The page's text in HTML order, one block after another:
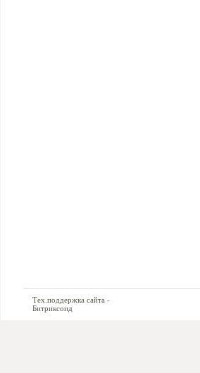
Тех.поддержка сайта -
Битриксоид